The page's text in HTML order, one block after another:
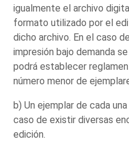
igualmente el archivo
formato utilizado por el
dicho archivo. En el caso
impresión bajo demanda se
podrá establecer
número menor de
b) Un ejemplar de cada
caso de existir diversas
edición.